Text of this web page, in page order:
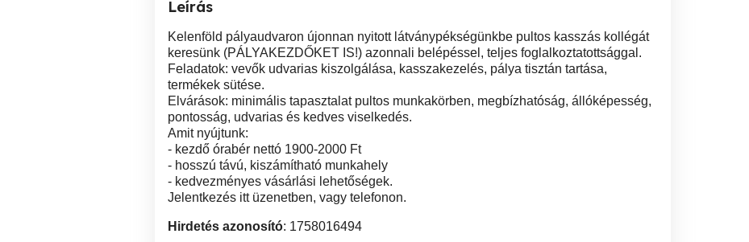
Leírás
Kelenföld pályaudvaron újonnan nyitott látványpékségünkbe pultos kasszás kollégát
keresünk (PÁLYAKEZDŐKET IS!) azonnali belépéssel, teljes foglalkoztatottsággal.
Feladatok: vevők udvarias kiszolgálása, kasszakezelés, pálya tisztán tartása,
termékek sütése.
Elvárások: minimális tapasztalat pultos munkakörben, megbízhatóság, állóképesség,
pontosság, udvarias és kedves viselkedés.
Amit nyújtunk:
- kezdő órabér nettó 1900-2000 Ft
- hosszú távú, kiszámítható munkahely
- kedvezményes vásárlási lehetőségek.
Jelentkezés itt üzenetben, vagy telefonon.
Hirdetés azonosító: 1758016494